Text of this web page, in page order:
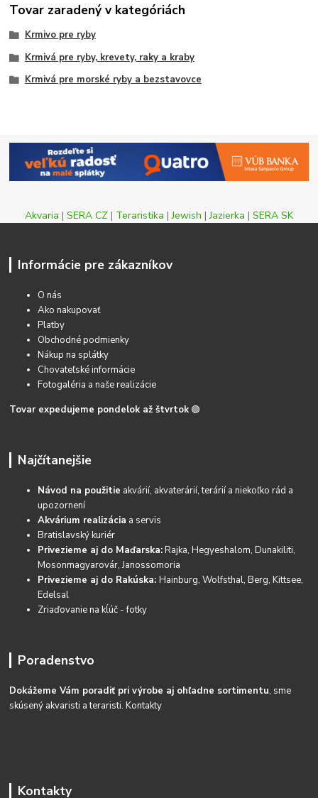
Tovar zaradený v kategóriách
Krmivo pre ryby
Krmivá pre ryby, krevety, raky a kraby
Krmivá pre morské ryby a bezstavovce
Akvaria | SERA CZ | Teraristika |Jewish |Jazierka | SERA SK
Informácie pre zákazníkov
O nás
Ako nakupovať
Platby
Obchodné podmienky
Nákup na splátky
Chovateľské informácie
Fotogaléria a naše realizácie
Tovar expedujeme pondelok až štvrtok 🟢
Najčítanejšie
Návod na použitie akvárií, akvaterárií, terárií a niekoľko rád a
upozornení
Akvárium realizácia a servis
Bratislavský kuriér
Privezieme aj do Maďarska:Rajka, Hegyeshalom, Dunakiliti,
Mosonmagyarovár, Janossomoria
Privezieme aj do Rakúska:Hainburg, Wolfsthal, Berg, Kittsee,
Edelsal
Zriaďovanie na kĺúč - fotky
Poradenstvo
Dokážeme Vám poradiť pri výrobe aj ohľadne sortimentu, sme
skúsený akvaristi a teraristi.Kontakty
Kontakty